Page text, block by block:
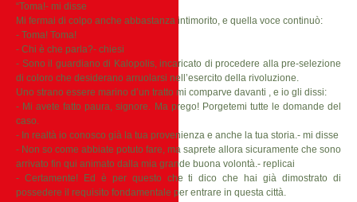
“Toma!- mi disse
Mi fermai di colpo anche abbastanza intimorito, e quella voce continuò:
- Toma! Toma!
- Chi è che parla?- chiesi
- Sono il guardiano di Kalopolis, incaricato di procedere alla pre-selezione
di coloro che desiderano arruolarsi nell’esercito della rivoluzione.
Uno strano essere marino d’un tratto mi comparve davanti , e io gli dissi:
- Mi avete fatto paura, signore. Ma prego! Porgetemi tutte le domande del
caso.
- In realtà io conosco già la tua provenienza e anche la tua storia.- mi disse
- Non so come abbiate potuto fare, ma saprete allora sicuramente che sono
arrivato fin qui animato dalla mia grande buona volontà.- replicai
- Certamente! Ed è per questo che ti dico che hai già dimostrato di
possedere il requisito fondamentale per entrare in questa città.